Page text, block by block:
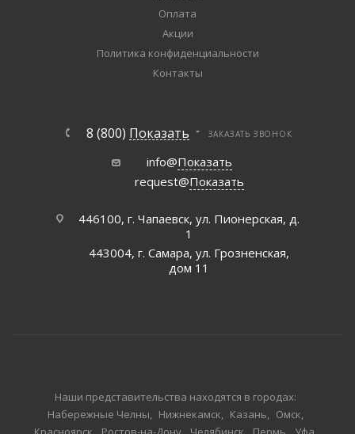
Оплата
Акции
Политика конфиденциальности
Контакты
8 (800) Показать ЗАКАЗАТЬ ЗВОНОК
info@Показать
request@Показать
446100, г. Чапаевск, ул. Пионерская, д.
1
443004, г. Самара, ул. Грозненская,
дом 11
Наши представительства находятся в городах:
Набережные Челны
Нижнекамск Казань
Омск